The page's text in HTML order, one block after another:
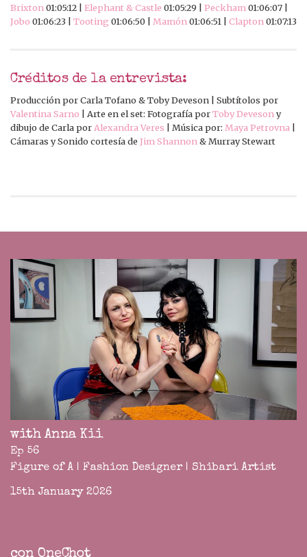
Brixton 01:05:12 | Elephant & Castle 01:05:29 | Peckham 01:06:07 |
Jobo 01:06:23 | Tooting 01:06:50 | Mamón 01:06:51 | Clapton 01:07:13
Créditos de la entrevista:
Producción por Carla Tofano & Toby Deveson | Subtítolos por
Valentina Sarno | Arte en el set: Fotografía porToby Deveson y
dibujo de Carla por Alexandra Veres | Música por: Maya Petrovna
Cámaras y Sonido cortesía de Jim Shannon & Murray Stewart
with Anna Kii
Ep 56
Figure of A | Fashion Designer | Shibari Artist
15th January 2026